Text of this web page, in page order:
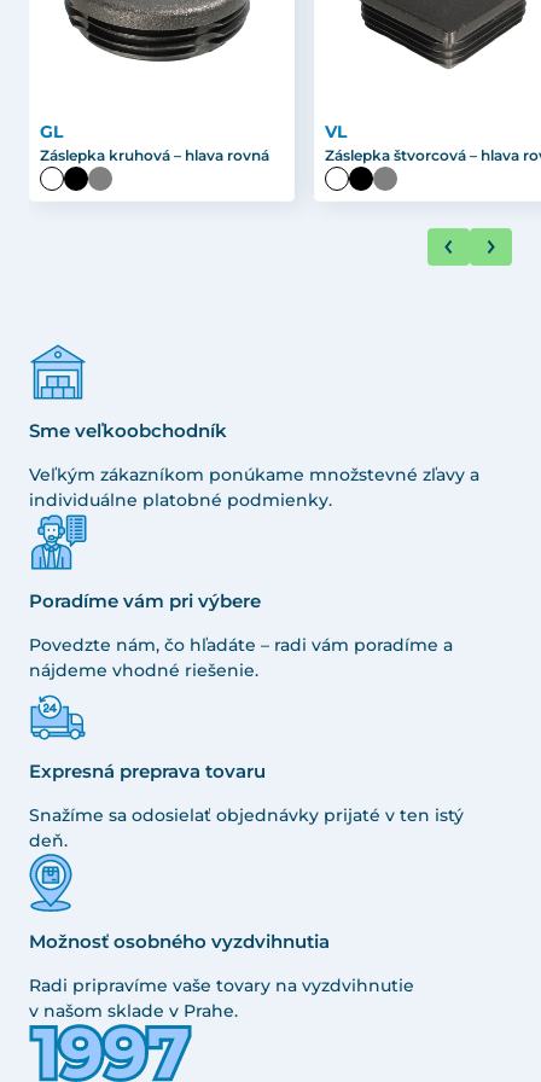
GL
Záslepka kruhová – hlava rovná
VL
Záslepka štvorcová – hlava
Sme veľkoobchodník
Veľkým zákazníkom ponúkame množstevné zľavy a
individuálne platobné podmienky.
Poradíme vám pri výbere
Povedzte nám, čo hľadáte – radi vám poradíme a
nájdeme vhodné riešenie.
Expresná preprava tovaru
Snažíme sa odosielať objednávky prijaté v ten istý
deň.
Možnosť osobného vyzdvihnutia
Radi pripravíme vaše tovary na vyzdvihnutie
v našom sklade v Prahe.